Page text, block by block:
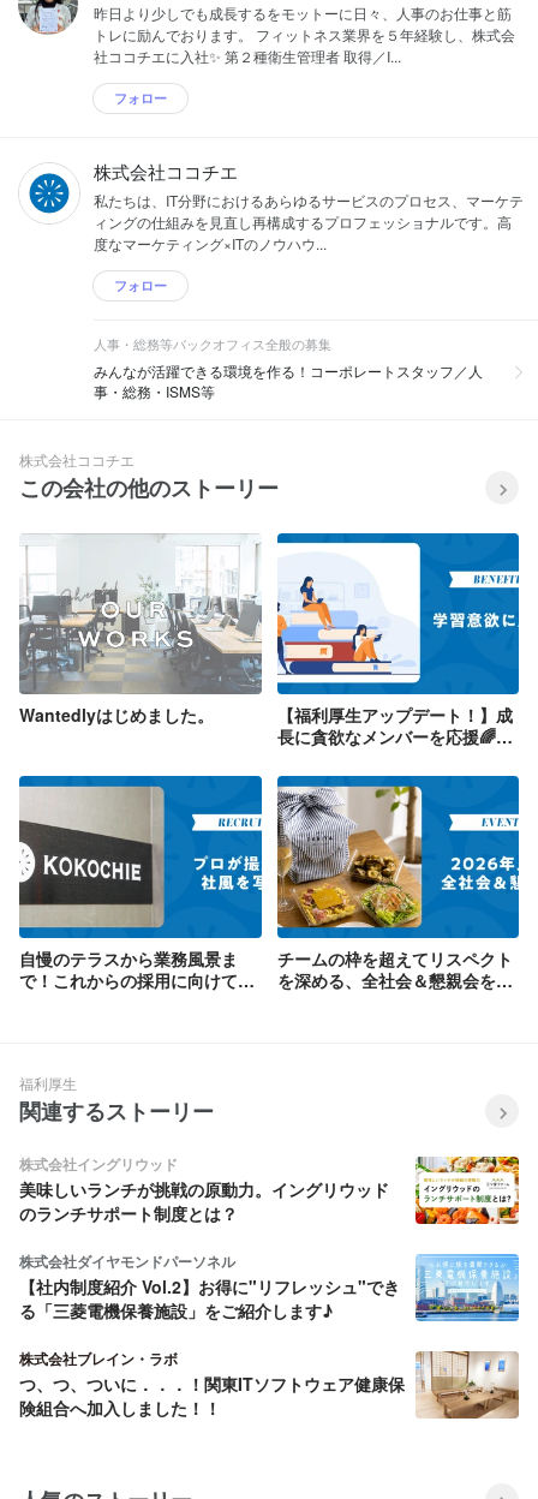
昨日より少しでも成長するをモットーに日々、人事のお仕事と筋
トレに励んでおります。 フィットネス業界を５年経験し、株式会
社ココチエに入社✨ 第２種衛生管理者 取得／I...
フォロー
株式会社ココチエ
私たちは、IT分野におけるあらゆるサービスのプロセス、マーケテ
ィングの仕組みを見直し再構成するプロフェッショナルです。高
度なマーケティング×ITのノウハウ...
フォロー
人事・総務等バックオフィス全般の募集
みんなが活躍できる環境を作る！コーポレートスタッフ／人
事・総務・ISMS等
株式会社ココチエ
この会社の他のストーリー
Wantedlyはじめました。
【福利厚生アップデート！】成
長に貪欲なメンバーを応援🌈
した📚
自慢のテラスから業務風景ま
で！これからの採用に向けて、
チームの枠を超えてリスペクト
を深める、全社会＆懇親会を開
福利厚生
関連するストーリー
株式会社イングリウッド
美味しいランチが挑戦の原動力。イングリウッド
のランチサポート制度とは？
株式会社ダイヤモンドパーソネル
【社内制度紹介 Vol.2】お得に"リフレッシュ"でき
る「三菱電機保養施設」をご紹介します♪
株式会社ブレイン・ラボ
つ、つ、ついに．．．！関東ITソフトウェア健康保
険組合へ加入しました！！